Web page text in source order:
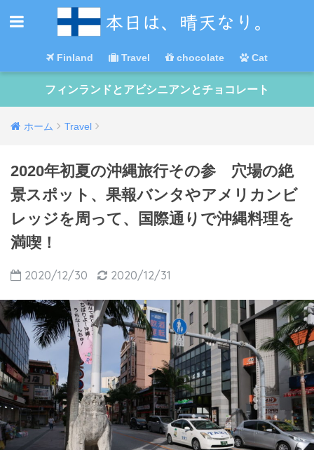
Finland Travel chocolate Cat
フィンランドとアビシニアンとチョコレート
ホーム Travel
2020年初夏の沖縄旅行その参 穴場の絶
景スポット、果報バンタやアメリカンビ
レッジを周って、国際通りで沖縄料理を
満喫！
2020/12/30 2020/12/31